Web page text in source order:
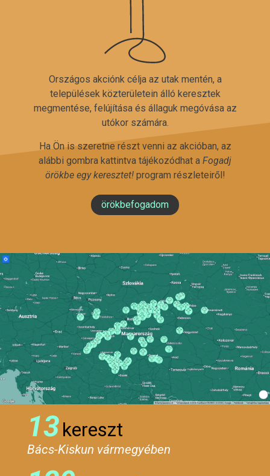
Országos akciónk célja az utak mentén, a
települések közterületein álló keresztek
megmentése, felújítása és állaguk megóvása az
utókor számára.
Ha Ön is szeretne részt venni az akcióban, az
alábbi gombra kattintva tájékozódhat a Fogadj
örökbe egy keresztet!program részleteiről!
örökbefogadom
13kereszt
Bács-Kiskun vármegyében